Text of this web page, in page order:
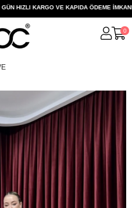
HIZLI KARGO VE KAPIDA ÖDEME İMKANI
0